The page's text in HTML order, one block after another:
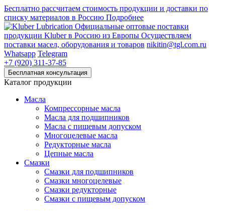
Бесплатно рассчитаем стоимость продукции и доставки по
списку материалов в Россию Подробнее
Официальные оптовые поставки
продукции Kluber в Россию из Европы Осуществляем
поставки масел, оборудования и товаров nikitin@tgl.com.ru
Whatsapp Telegram
+7 (920) 311-37-85
Каталог продукции
Масла
Компрессорные масла
Масла для подшипников
Масла с пищевым допуском
Многоцелевые масла
Редукторные масла
Цепные масла
Смазки
Смазки для подшипников
Смазки многоцелевые
Смазки редукторные
Смазки с пищевым допуском